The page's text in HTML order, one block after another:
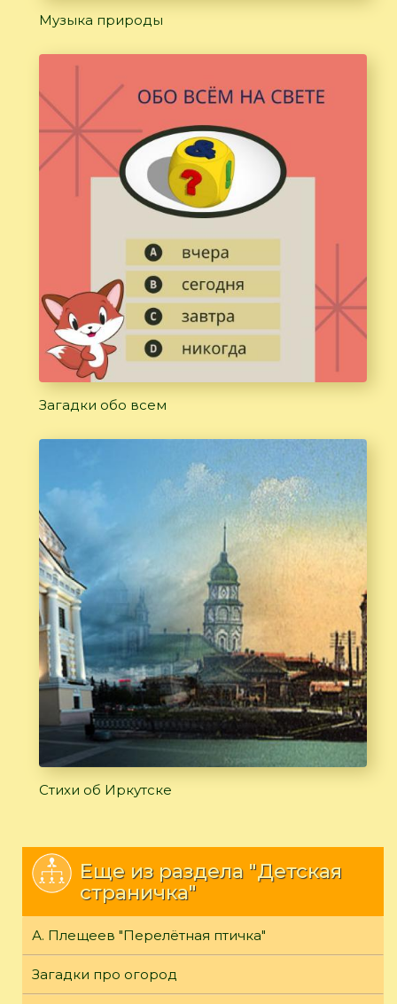
Музыка природы
Загадки обо всем
Стихи об Иркутске
Еще из раздела "Детская
страничка"
А. Плещеев "Перелётная птичка"
Загадки про огород